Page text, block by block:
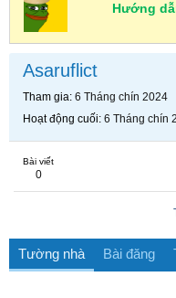
Hướng
Asaruflict
Tham gia 6 Tháng chín 2024
Hoạt động cuối 6 Tháng chín
Bài viết
0
Tường nhà Bài đăng